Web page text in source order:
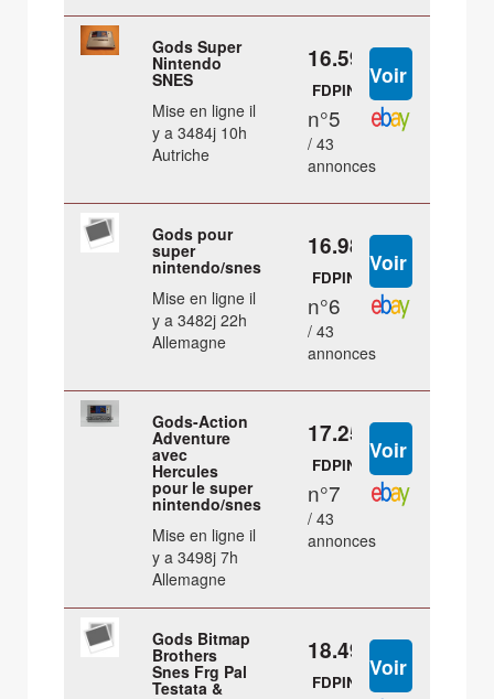
Gods Super
Nintendo
SNES
Mise en ligne il
y a 3484j 10h
Autriche
16.59 €
FDPIN
n°5
/ 43
annonces
Gods pour
super
nintendo/snes
Mise en ligne il
y a 3482j 22h
Allemagne
16.98 €
FDPIN
n°6
/ 43
annonces
Gods-Action
Adventure
avec
Hercules
pour le super
nintendo/snes
Mise en ligne il
y a 3498j 7h
Allemagne
17.25 €
FDPIN
n°7
/ 43
annonces
Gods Bitmap
Brothers
Snes Frg Pal
Testata &
18.49 €
FDPIN